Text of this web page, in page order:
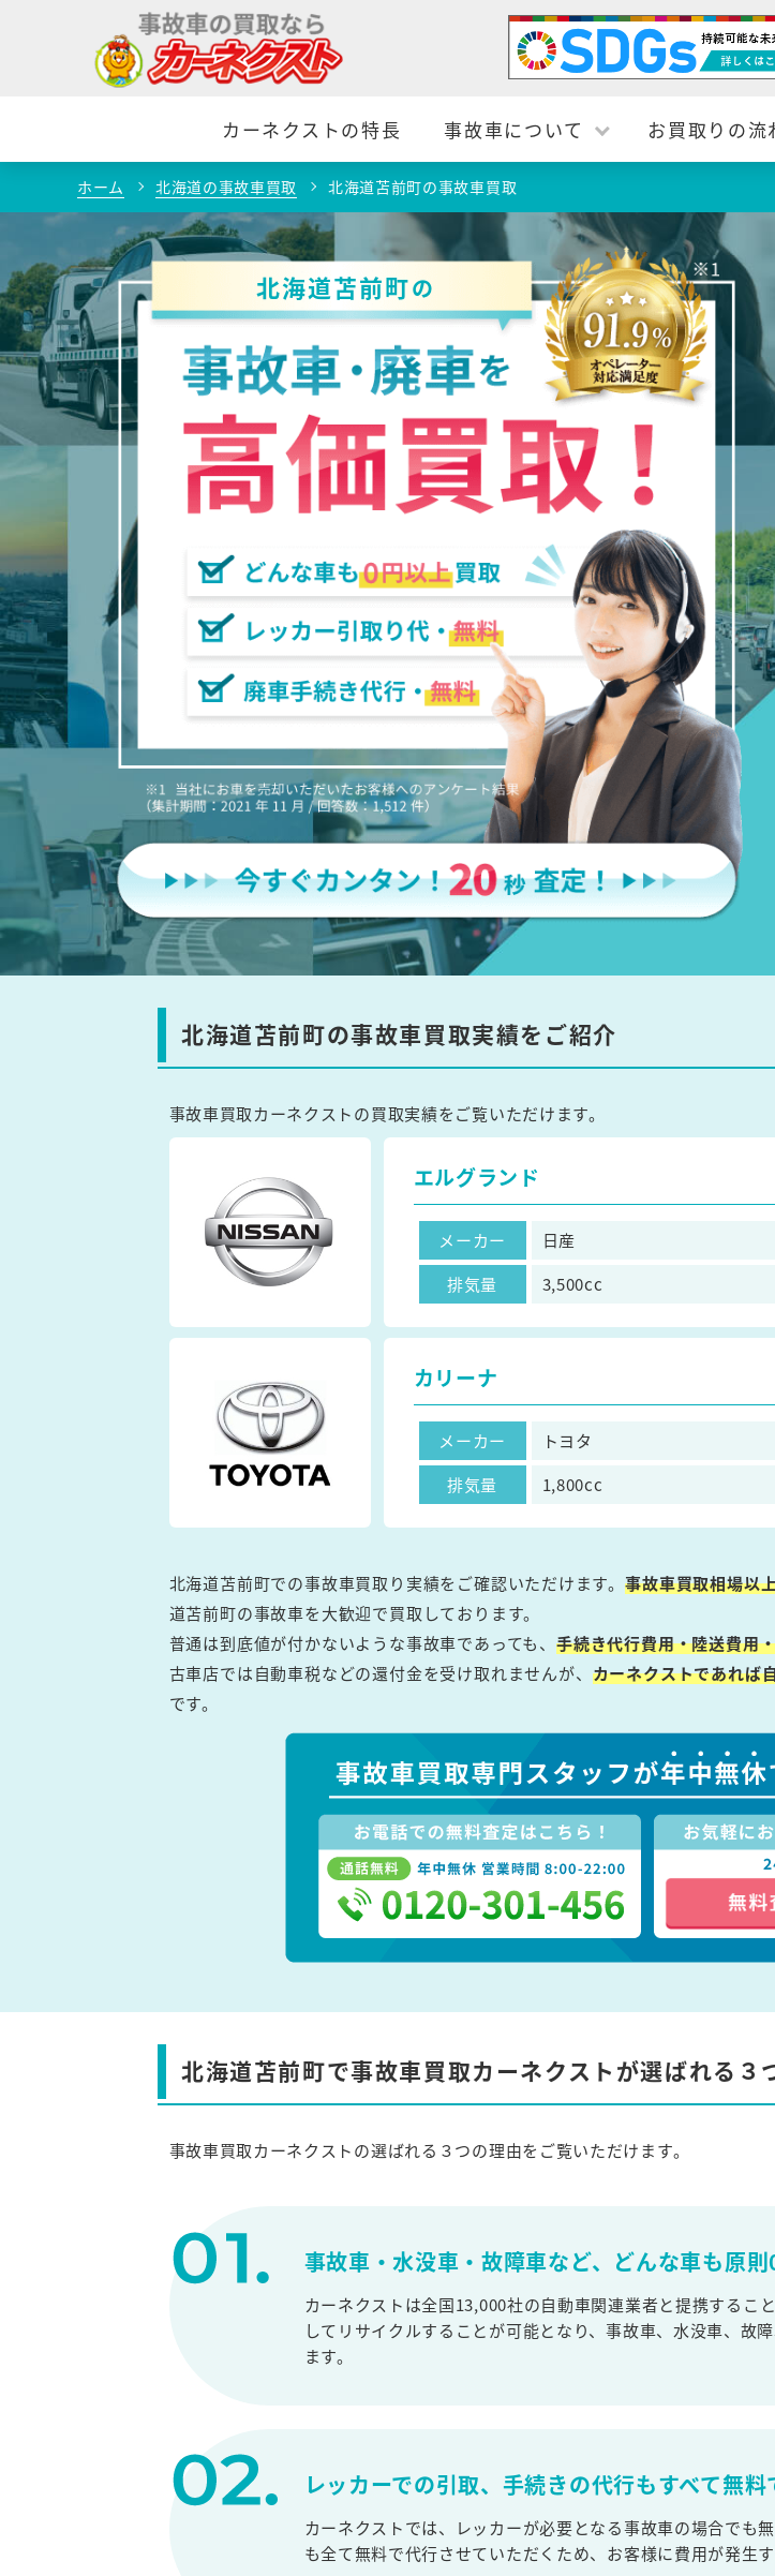
カーネクストの特長 事故車について お買取りの流
ホーム 北海道の事故車買取 北海道苫前町の事故車買取
北海道苫前町の
北海道苫前町の事故車買取実績をご紹介
事故車買取カーネクストの買取実績をご覧いただけます。
エルグランド
メーカー 日産
排気量
3,500cc
カリーナ
メーカー トヨタ
排気量
1,800cc
北海道苫前町での事故車買取り実績をご確認いただけます。事故車買取相場以
道苫前町の事故車を大歓迎で買取しております。
普通は到底値が付かないような事故車であっても、 手続き代行費用・陸送費用
古車店では自動車税などの還付金を受け取れませんが、 カーネクストであれば
です。
北海道苫前町で事故車買取カーネクストが選ばれる３
事故車買取カーネクストの選ばれる３つの理由をご覧いただけます。
事故車・水没車・故障車など、どんな車も原
カーネクストは全国13,000社の自動車関連業者と提携するこ
してリサイクルすることが可能となり、事故車、水没車、故
ます。
レッカーでの引取、手続きの代行もすべて無
カーネクストでは、レッカーが必要となる事故車の場合でも
も全て無料で代行させていただくため、お客様に費用が発生す